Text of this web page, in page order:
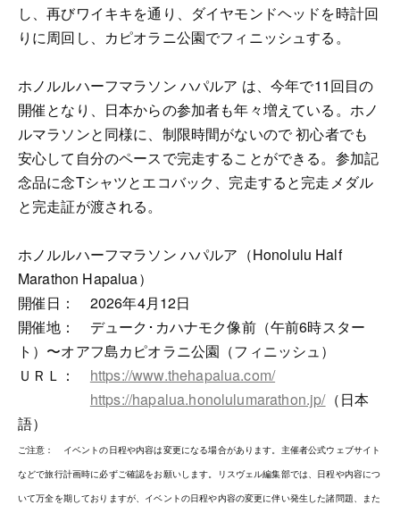
し、再びワイキキを通り、ダイヤモンドヘッドを時計回
りに周回し、カピオラニ公園でフィニッシュする。
ホノルルハーフマラソン ハパルア は、今年で11回目の
開催となり、日本からの参加者も年々増えている。ホノ
ルマラソンと同様に、制限時間がないので 初心者でも
安心して自分のペースで完走することができる。参加記
念品に念Tシャツとエコバック、完走すると完走メダル
と完走証が渡される。
ホノルルハーフマラソン ハパルア（Honolulu Half
Marathon Hapalua）
開催日： 2026年4月12日
開催地： デューク･カハナモク像前（午前6時スター
ト）〜オアフ島カピオラニ公園（フィニッシュ）
ＵＲＬ： https://www.thehapalua.com/
https://hapalua.honolulumarathon.jp/（日本
語）
ご注意： イベントの日程や内容は変更になる場合があります。主催者公式ウェブサイト
などで旅行計画時に必ずご確認をお願いします。リスヴェル編集部では、日程や内容につ
いて万全を期しておりますが、イベントの日程や内容の変更に伴い発生した諸問題、また